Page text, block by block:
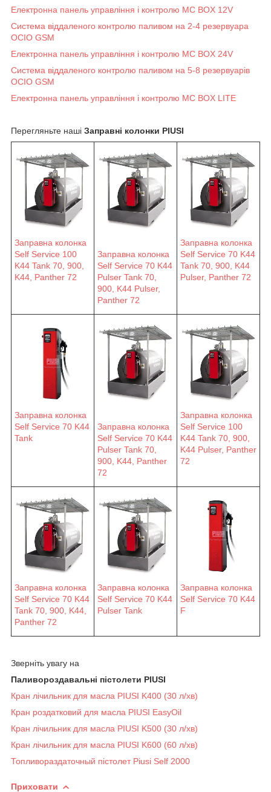
Електронна панель управління і контролю MC BOX 12V
Система віддаленого контролю паливом на 2-4 резервуара
OCIO GSM
Електронна панель управління і контролю MC BOX 24V
Система віддаленого контролю паливом на 5-8 резервуарів
OCIO GSM
Електронна панель управління і контролю MC BOX LITE
Перегляньте наші Заправні колонки PIUSI
Заправна колонка
Self Service 100
K44 Tank 70, 900,
K44, Panther 72
Заправна колонка
Self Service 70 K44
Pulser Tank 70,
900, K44 Pulser,
Panther 72
Заправна колонка
Self Service 70 K44
Tank 70, 900, K44
Pulser, Panther 72
Заправна колонка
Self Service 70 K44
Tank
Заправна колонка
Self Service 70 K44
Pulser Tank 70,
900, K44, Panther
72
Заправна колонка
Self Service 100
K44 Tank 70, 900,
K44 Pulser, Panther
72
Заправна колонка
Self Service 70 K44
Tank 70, 900, K44,
Panther 72
Заправна колонка
Self Service 70 K44
Pulser Tank
Заправна колонка
Self Service 70 K44
F
Зверніть увагу на
Паливороздавальні пістолети PIUSI
Кран лічильник для масла PIUSI K400 (30 л/хв)
Кран роздатковий для масла PIUSI EasyOil
Кран лічильник для масла PIUSI K500 (30 л/хв)
Кран лічильник для масла PIUSI K600 (60 л/хв)
Топливораздаточный пістолет Piusi Self 2000
Приховати